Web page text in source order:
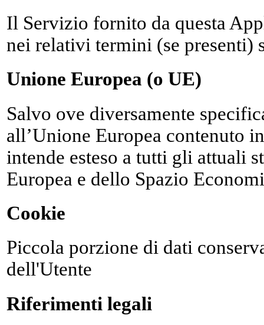
Il Servizio fornito da questa
nei relativi termini (se presenti)
Unione Europea (o UE)
Salvo ove diversamente
all’Unione Europea contenuto
intende esteso a tutti gli attuali
Europea e dello Spazio
Cookie
Piccola porzione di dati
dell'Utente
Riferimenti legali